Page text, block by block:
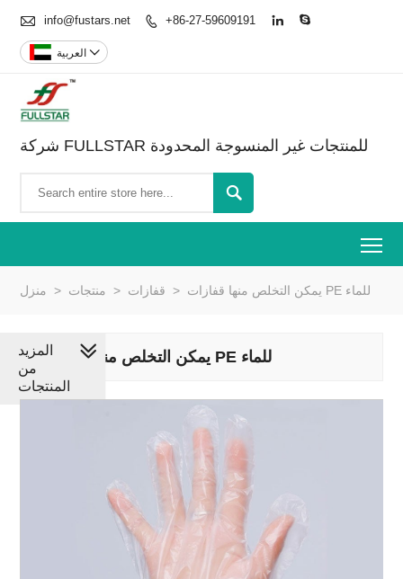
 info@fustars.net  +86-27-59609191  
العربية 
شركة FULLSTAR للمنتجات غير المنسوجة المحدودة

منزل > منتجات > قفازات > يمكن التخلص منها قفازات PE للماء
يمكن التخلص منها قفازات PE للماء
المزيد
من
المنتجات